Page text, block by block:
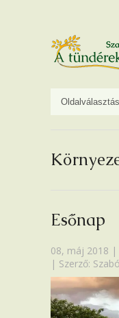
Esőnap
08, máj 2018 |
| Szerző: